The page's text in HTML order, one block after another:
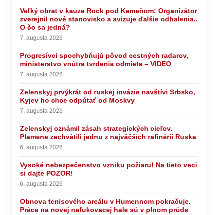
Veľký obrat v kauze Rock pod Kameňom: Organizátor
zverejnil nové stanovisko a avizuje ďalšie odhalenia..
O čo sa jedná?
7. augusta 2026
Progresívci spochybňujú pôvod cestných radarov,
ministerstvo vnútra tvrdenia odmieta – VIDEO
7. augusta 2026
Zelenskyj prvýkrát od ruskej invázie navštívi Srbsko,
Kyjev ho chce odpútať od Moskvy
7. augusta 2026
Zelenskyj oznámil zásah strategických cieľov.
Plamene zachvátili jednu z najväčších rafinérií Ruska
6. augusta 2026
Vysoké nebezpečenstvo vzniku požiaru! Na tieto veci
si dajte POZOR!
6. augusta 2026
Obnova tenisového areálu v Humennom pokračuje.
Práce na novej nafukovacej hale sú v plnom prúde